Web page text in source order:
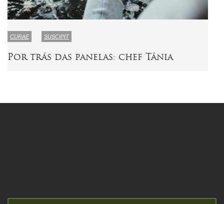
CURAE SUSCIPIT
Por trás das panelas: chef Tânia